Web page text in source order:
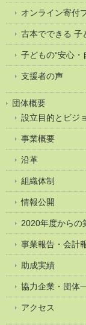
オンライン寄付
古本でできる 子
子どもの“安心・
支援者の声
団体概要
設立目的とビジ
事業概要
沿革
組織体制
情報公開
2020年度からの
事業報告・会計
助成実績
協力企業・団体
アクセス